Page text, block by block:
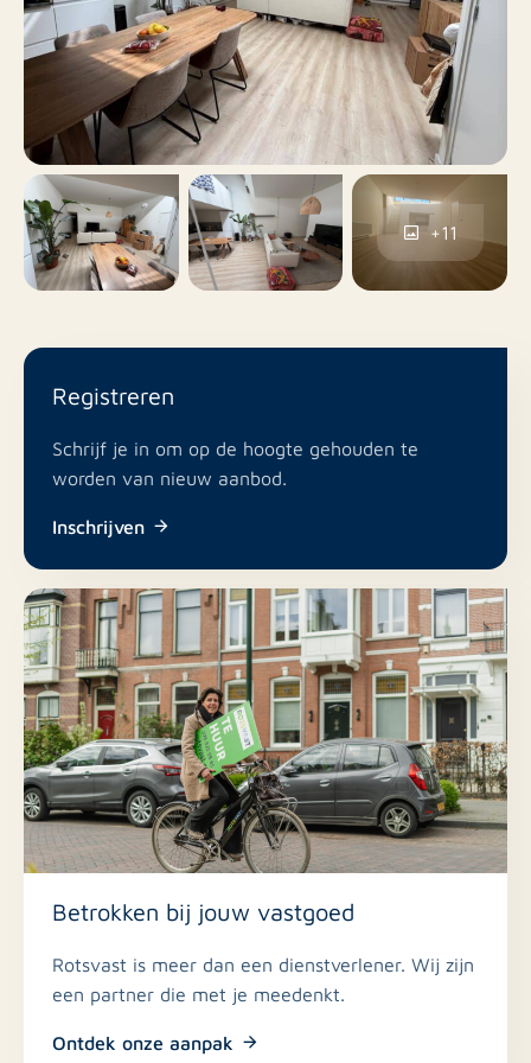
kantoor in Leeuwarden via:
T: +31(0)58 299 19 91
E: leeuwarden@rotsvast.nl
W: https://www.rotsvast.nl/
Onze voorwaarden zijn van toepassing.
Balkon Nee
Dakterras Nee
Parkeren
Parkeergarage, Betaald
parkeren,
Parkeervergunningen
Inclusief BTW Ja
Roken Nee
+11
Registreren
Schrijf je in om op de hoogte gehouden te
worden van nieuw aanbod.
Inschrijven
Betrokken bij jouw vastgoed
Rotsvast is meer dan een dienstverlener. Wij zijn
een partner die met je meedenkt.
Ontdek onze aanpak